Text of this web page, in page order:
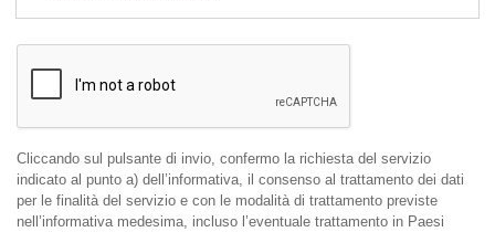
Cliccando sul pulsante di invio, confermo la richiesta del servizio
indicato al punto a) dell’informativa, il consenso al trattamento dei dati
per le finalità del servizio e con le modalità di trattamento previste
nell’informativa medesima, incluso l’eventuale trattamento in Paesi